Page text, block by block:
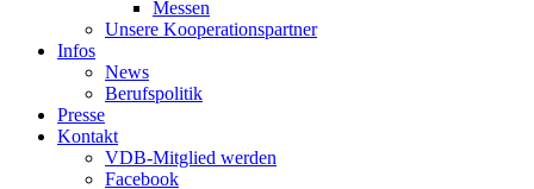
Messen
Unsere Kooperationspartner
Infos
News
Berufspolitik
Presse
Kontakt
VDB-Mitglied werden
Facebook